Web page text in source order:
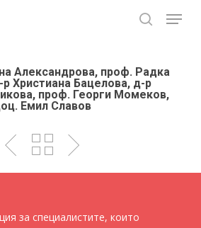
Menu
Александрова, проф. Радка
Христиана Бацелова, д-р
проф. Георги Момеков,
Емил Славов
за специалистите, които